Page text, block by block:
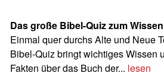
Das große Bibel-Quiz zum
Einmal quer durchs Alte und Neue
Bibel-Quiz bringt wichtiges Wissen
Fakten über das Buch der... lesen